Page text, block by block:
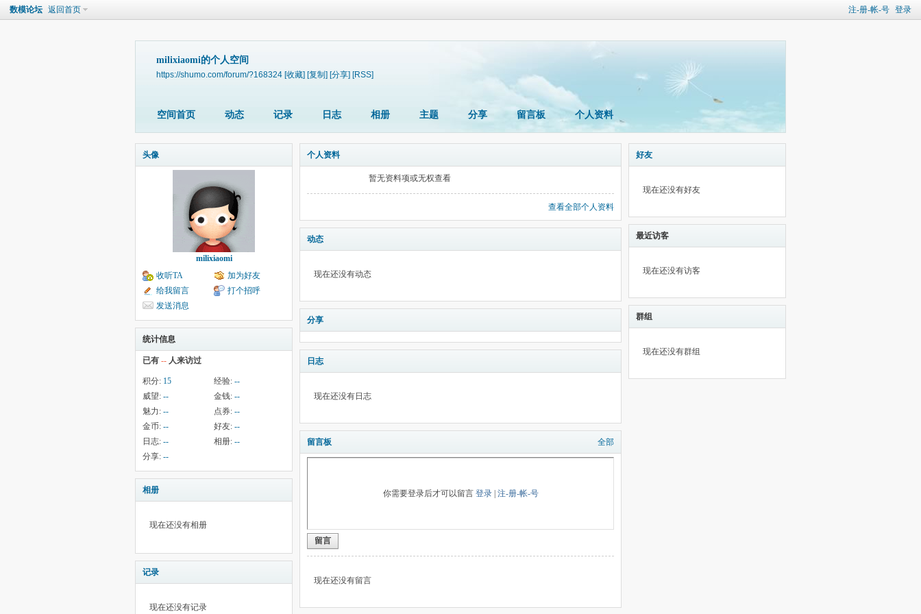
注-册-帐-号 登录
数模论坛 返回首页
milixiaomi的个人空间
https://shumo.com/forum/?168324 [收藏] [复制] [分享] [RSS]
空间首页 动态 记录 日志 相册 主题 分享 留言板 个人资料
头像
milixiaomi
收听TA
加为好友
给我留言
打个招呼
发送消息
统计信息
已有 -- 人来访过
积分: 15 经验: --
威望: -- 金钱: --
魅力: -- 点券: --
金币: -- 好友: --
日志: -- 相册: --
分享: --
相册
现在还没有相册
记录
现在还没有记录
个人资料
暂无资料项或无权查看
查看全部个人资料
动态
现在还没有动态
分享
日志
现在还没有日志
留言板 全部
你需要登录后才可以留言 登录| 注-册-帐-号
留言
现在还没有留言
好友
现在还没有好友
最近访客
现在还没有访客
群组
现在还没有群组